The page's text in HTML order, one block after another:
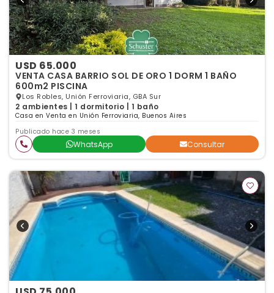
USD 65.000
VENTA CASA BARRIO SOL DE ORO 1 DORM 1 BAÑO
600m2 PISCINA
Los Robles, Unión Ferroviaria, GBA Sur
2 ambientes | 1 dormitorio | 1 baño
Casa en Venta en Unión Ferroviaria, Buenos Aires
Publicado hace 3 meses
WhatsApp Consultar